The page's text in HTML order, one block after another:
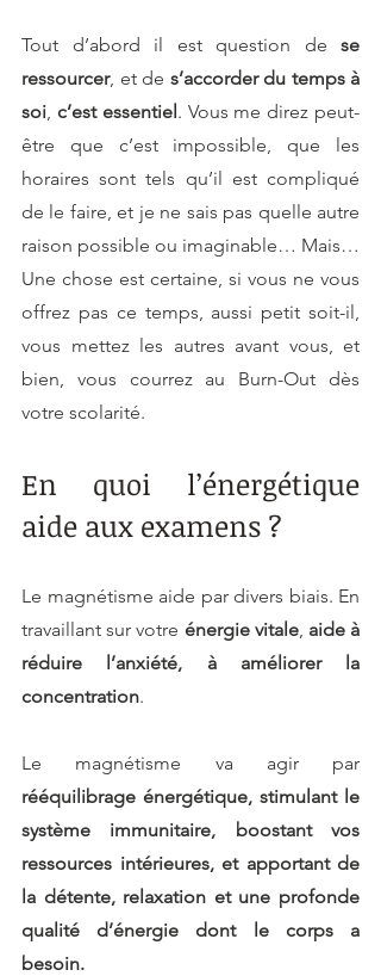
Tout d’abord il est question de se
ressourcer, et de s’accorder du temps à
soi, c’est essentiel. Vous me direz peut-
être que c’est impossible, que les
horaires sont tels qu’il est compliqué
de le faire, et je ne sais pas quelle autre
raison possible ou imaginable… Mais…
Une chose est certaine, si vous ne vous
offrez pas ce temps, aussi petit soit-il,
vous mettez les autres avant vous, et
bien, vous courrez au Burn-Out dès
votre scolarité.
En quoi l’énergétique
aide aux examens ?
Le magnétisme aide par divers biais. En
travaillant sur votre énergie vitale, aide à
réduire l’anxiété, à améliorer la
concentration.
rééquilibrage énergétique, stimulant le
système immunitaire, boostant vos
ressources intérieures, et apportant de
la détente, relaxation et une profonde
qualité d’énergie dont le corps a
besoin.